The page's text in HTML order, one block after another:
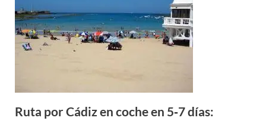
Ruta por Cádiz en coche en 5‑7 días: